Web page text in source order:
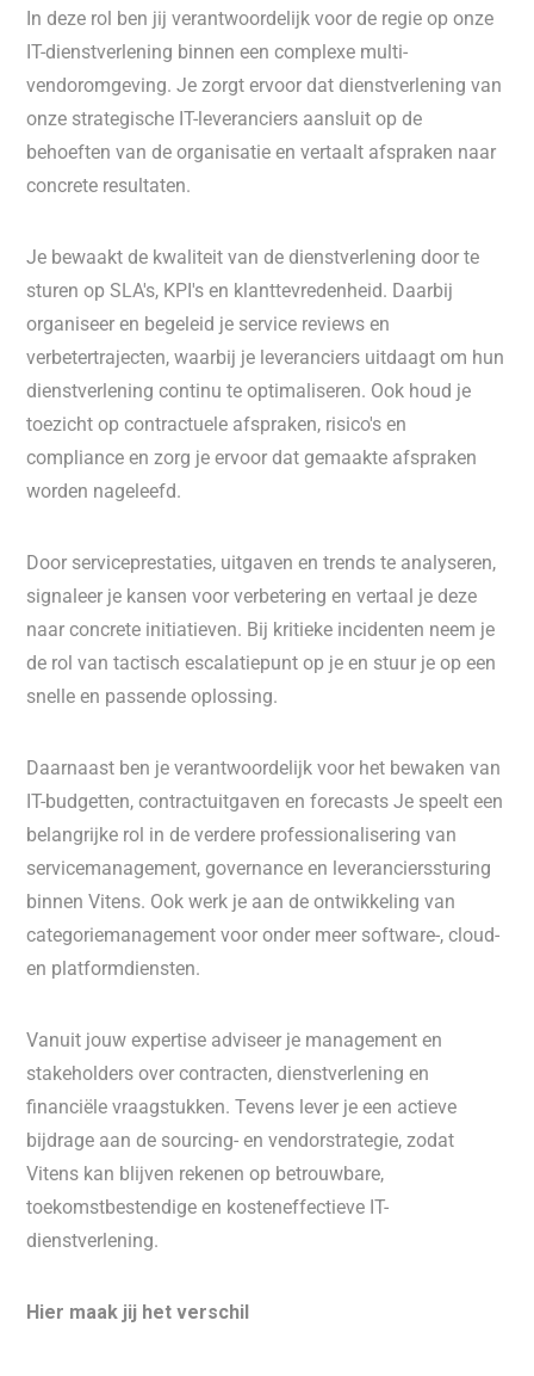
In deze rol ben jij verantwoordelijk voor de regie op onze
IT-dienstverlening binnen een complexe multi-
vendoromgeving. Je zorgt ervoor dat dienstverlening van
onze strategische IT-leveranciers aansluit op de
behoeften van de organisatie en vertaalt afspraken naar
concrete resultaten.
Je bewaakt de kwaliteit van de dienstverlening door te
sturen op SLA's, KPI's en klanttevredenheid. Daarbij
organiseer en begeleid je service reviews en
verbetertrajecten, waarbij je leveranciers uitdaagt om hun
dienstverlening continu te optimaliseren. Ook houd je
toezicht op contractuele afspraken, risico's en
compliance en zorg je ervoor dat gemaakte afspraken
worden nageleefd.
Door serviceprestaties, uitgaven en trends te analyseren,
signaleer je kansen voor verbetering en vertaal je deze
naar concrete initiatieven. Bij kritieke incidenten neem je
de rol van tactisch escalatiepunt op je en stuur je op een
snelle en passende oplossing.
Daarnaast ben je verantwoordelijk voor het bewaken van
IT-budgetten, contractuitgaven en forecasts Je speelt een
belangrijke rol in de verdere professionalisering van
servicemanagement, governance en leverancierssturing
binnen Vitens. Ook werk je aan de ontwikkeling van
categoriemanagement voor onder meer software-, cloud-
en platformdiensten.
Vanuit jouw expertise adviseer je management en
stakeholders over contracten, dienstverlening en
financiële vraagstukken. Tevens lever je een actieve
bijdrage aan de sourcing- en vendorstrategie, zodat
Vitens kan blijven rekenen op betrouwbare,
toekomstbestendige en kosteneffectieve IT-
dienstverlening.
Hier maak jij het verschil